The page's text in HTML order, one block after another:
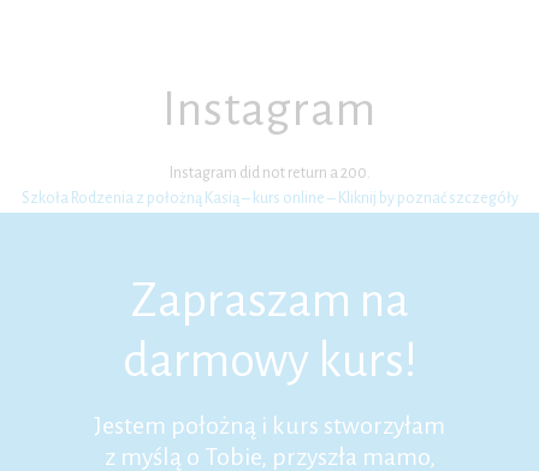
Instagram
Instagram did not return a 200.
Szkoła Rodzenia z położną Kasią – kurs online – Kliknij by poznać szczegóły
Zapraszam na
darmowy kurs!
Jestem położną i kurs stworzyłam
z myślą o Tobie, przyszła mamo,